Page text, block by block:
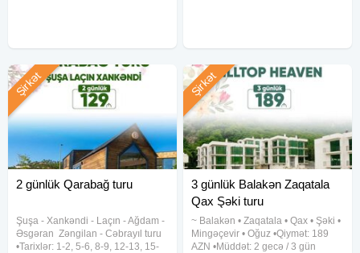
2 günlük Qarabağ turu
Şuşa ︎- Xankəndi ︎- Laçın ︎- Ağdam ︎-
Əsgəran ︎ Zəngilan ︎- Cəbrayıl turu
•Tarixlər: 1-2, 5-6, 8-9, 12-13, 15-
Şirkət
3 günlük Balakən Zaqatala
Qax Şəki turu
~ Balakən • Zaqatala • Qax • Şəki •
Mingəçevir • Oğuz •Qiymət: 189
AZN •Müddət: 2 gecə / 3 gün
Şirkət